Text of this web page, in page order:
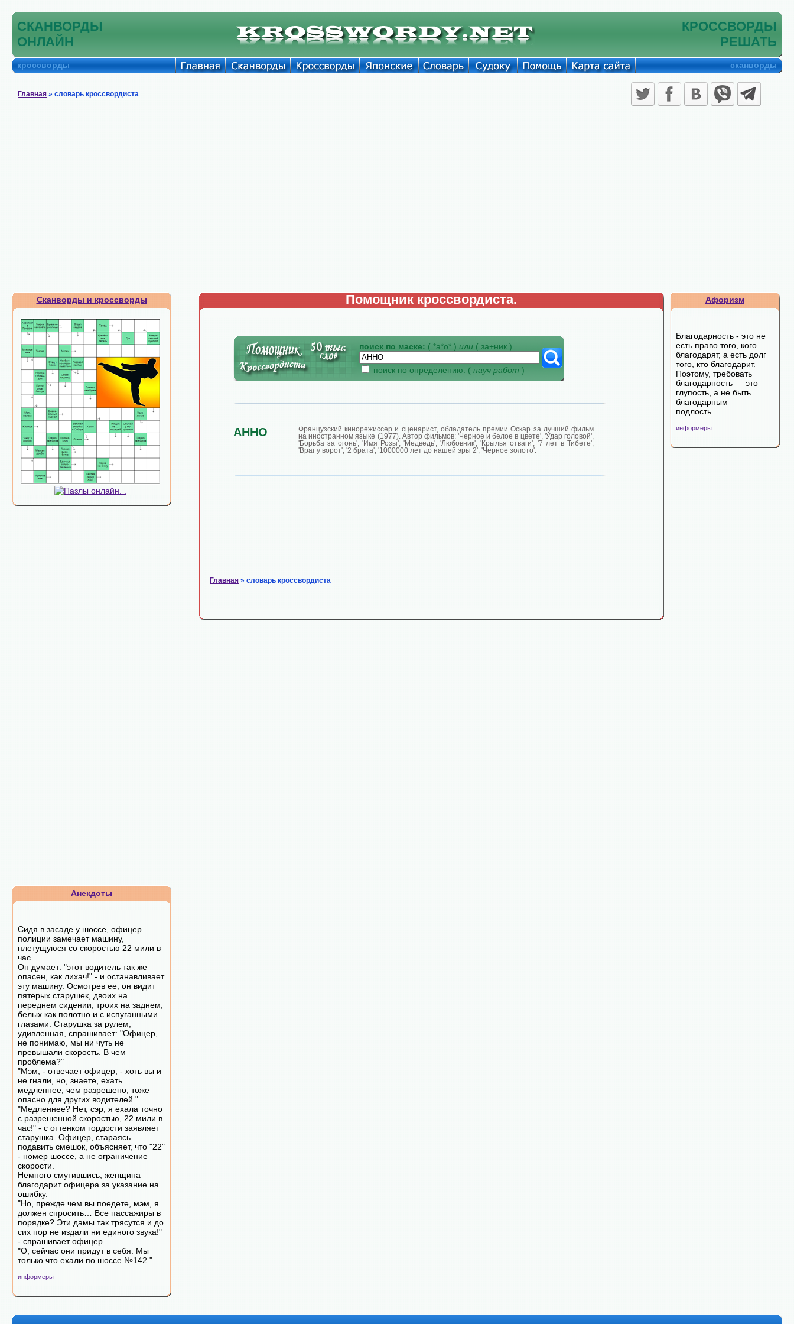
СКАНВОРДЫ
ОНЛАЙН
КРОССВОРДЫ
РЕШАТЬ
кроссворды сканворды
Главная » словарь кроссвордиста
Сканворды и кроссворды
Анекдоты
Сидя в засаде у шоссе, офицер
полиции замечает машину,
плетущуюся со скоростью 22 мили в
час.
Он думает: "этот водитель так же
опасен, как лихач!" - и останавливает
эту машину. Осмотрев ее, он видит
пятерых старушек, двоих на
переднем сидении, троих на заднем,
белых как полотно и с испуганными
глазами. Старушка за рулем,
удивленная, спрашивает: "Офицер,
не понимаю, мы ни чуть не
превышали скорость. В чем
проблема?"
"Мэм, - отвечает офицер, - хоть вы и
не гнали, но, знаете, ехать
медленнее, чем разрешено, тоже
опасно для других водителей."
"Медленнее? Нет, сэр, я ехала точно
с разрешенной скоростью, 22 мили в
час!" - с оттенком гордости заявляет
старушка. Офицер, стараясь
подавить смешок, объясняет, что "22"
- номер шоссе, а не ограничение
скорости.
Немного смутившись, женщина
благодарит офицера за указание на
ошибку.
"Но, прежде чем вы поедете, мэм, я
должен спросить… Все пассажиры в
порядке? Эти дамы так трясутся и до
сих пор не издали ни единого звука!"
- спрашивает офицер.
"О, сейчас они придут в себя. Мы
только что ехали по шоссе №142."
информеры
Помощник кроссвордиста.
поиск по маске: ( *а*о* ) или ( за+ник )
поиск по определению: ( науч работ )
АННО
Французский кинорежиссер и сценарист, обладатель премии Оскар за лучший фильм
на иностранном языке (1977). Автор фильмов: 'Черное и белое в цвете', 'Удар головой',
'Борьба за огонь', 'Имя Розы', 'Медведь', 'Любовник', 'Крылья отваги', '7 лет в Тибете',
'Враг у ворот', '2 брата', '1000000 лет до нашей эры 2', 'Черное золото'.
Главная » словарь кроссвордиста
Афоризм
Благодарность - это не
есть право того, кого
благодарят, а есть долг
того, кто благодарит.
Поэтому, требовать
благодарность — это
глупость, а не быть
благодарным —
подлость.
информеры